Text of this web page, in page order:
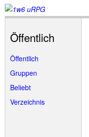
Öffentlich
Öffentlich
Gruppen
Beliebt
Verzeichnis